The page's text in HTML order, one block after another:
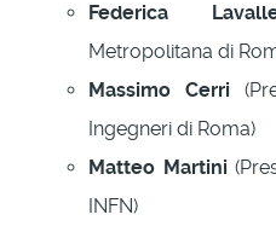
Federica
Metropolitana di
Massimo Cerri
Ingegneri di Roma)
Matteo Martini
INFN)